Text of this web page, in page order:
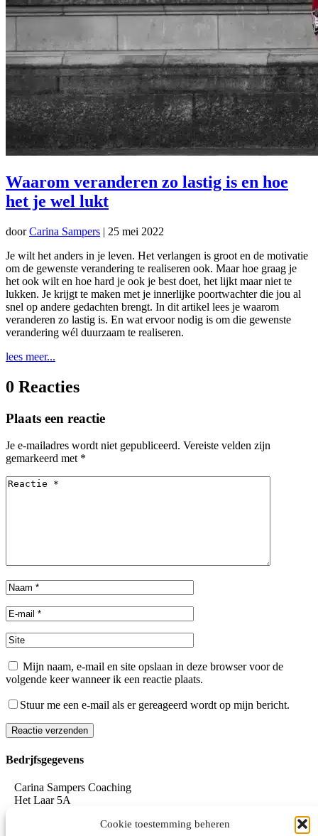
Cookie toestemming beheren
Waarom veranderen zo lastig is en hoe
het je wel lukt
doorCarina Sampers | 25 mei 2022
Je wilt het anders in je leven. Het verlangen is groot en de motivatie
om de gewenste verandering te realiseren ook. Maar hoe graag je
het ook wilt en hoe hard je ook je best doet, het lijkt maar niet te
lukken. Je krijgt te maken met je innerlijke poortwachter die jou al
snel op andere gedachten brengt. In dit artikel lees je waarom
veranderen zo lastig is. En wat ervoor nodig is om die gewenste
verandering wél duurzaam te realiseren.
lees meer...
0 Reacties
Plaats een reactie
Je e-mailadres wordt niet gepubliceerd. Vereiste velden zijn
gemarkeerd met *
Mijn naam, e-mail en site opslaan in deze browser voor de
volgende keer wanneer ik een reactie plaats.
Stuur me een e-mail als er gereageerd wordt op mijn bericht.
Reactie verzenden
Alternative:
Bedrjfsgegevens
Carina Sampers Coaching
Het Laar 5A